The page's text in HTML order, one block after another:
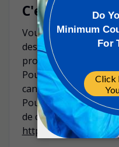
C'est parti !
Vous trouverez sur
des astuces et des
processus de
Pour en savoir plus
candidature,
Pour en savoir plus
de carrière, consultez
https://www.gsk.com/